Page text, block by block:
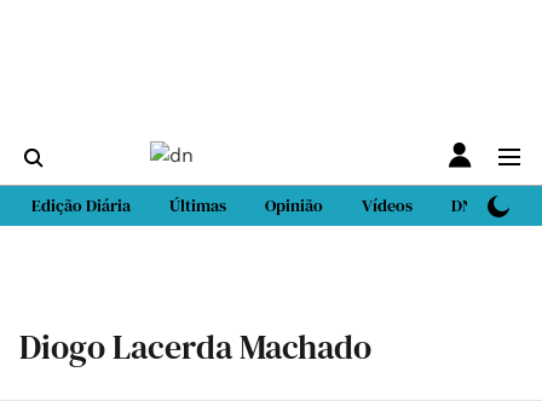
Edição Diária Últimas Opinião Vídeos DN Sport
Diogo Lacerda Machado